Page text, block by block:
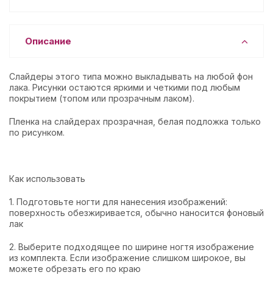
Описание
Слайдеры этого типа можно выкладывать на любой фон
лака. Рисунки остаются яркими и четкими под любым
покрытием (топом или прозрачным лаком).
Пленка на слайдерах прозрачная, белая подложка только
по рисунком.
Как использовать
1. Подготовьте ногти для нанесения изображений:
поверхность обезжиривается, обычно наносится фоновый
лак
2. Выберите подходящее по ширине ногтя изображение
из комплекта. Если изображение слишком широкое, вы
можете обрезать его по краю